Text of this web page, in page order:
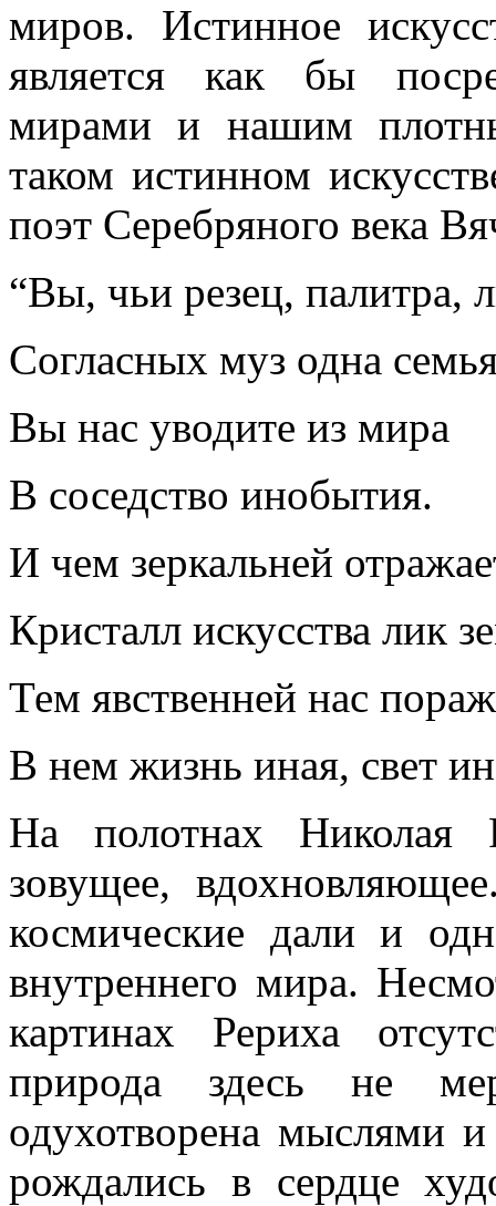
миров. Истинное
является как бы
мирами и нашим
таком истинном
поэт Серебряного века
“Вы, чьи резец, палитра,
Согласных муз одна
Вы нас уводите из мира
В соседство инобытия.
И чем зеркальней
Кристалл искусства лик
Тем явственней нас
В нем жизнь иная, свет
На полотнах Николая
зовущее,
космические дали и
внутреннего мира.
картинах Рериха
природа здесь не
одухотворена мыслями
рождались в сердце